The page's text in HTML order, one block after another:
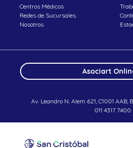
Centros Médicos
Redes de Sucursales
Nosotros
Asociart
Av. Leandro N. Alem 621, C1001 AAB,
011 4317 7400